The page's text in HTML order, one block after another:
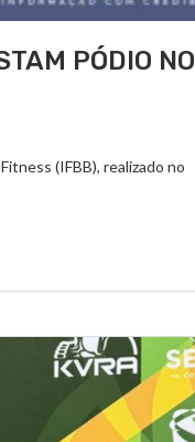
PÓDIO NO
(IFBB), realizado no